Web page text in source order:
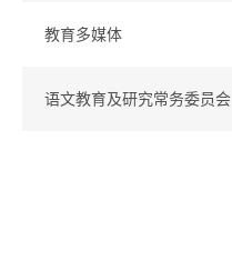
教育多媒体
语文教育及研究常务委员会